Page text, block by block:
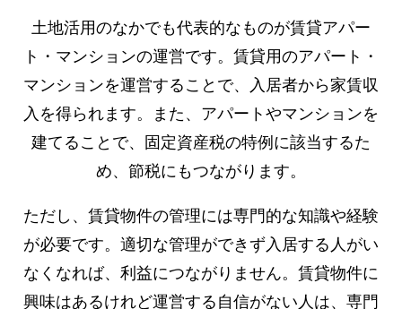
土地活用のなかでも代表的なものが賃貸アパー
ト・マンションの運営です。賃貸用のアパート・
マンションを運営することで、入居者から家賃収
入を得られます。また、アパートやマンションを
建てることで、固定資産税の特例に該当するた
め、節税にもつながります。
ただし、賃貸物件の管理には専門的な知識や経験
が必要です。適切な管理ができず入居する人がい
なくなれば、利益につながりません。賃貸物件に
興味はあるけれど運営する自信がない人は、専門